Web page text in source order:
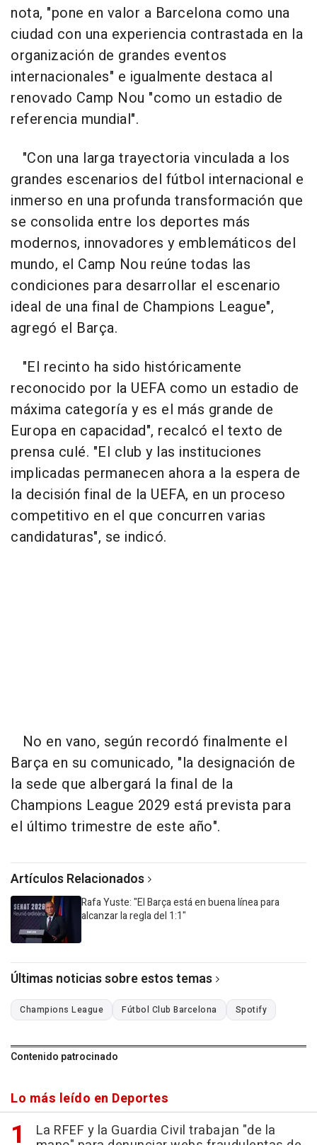
nota, "pone en valor a Barcelona como una
ciudad con una experiencia contrastada en la
organización de grandes eventos
internacionales" e igualmente destaca al
renovado Camp Nou "como un estadio de
referencia mundial".
"Con una larga trayectoria vinculada a los
grandes escenarios del fútbol internacional e
inmerso en una profunda transformación que
se consolida entre los deportes más
modernos, innovadores y emblemáticos del
mundo, el Camp Nou reúne todas las
condiciones para desarrollar el escenario
ideal de una final de Champions League",
agregó el Barça.
"El recinto ha sido históricamente
reconocido por la UEFA como un estadio de
máxima categoría y es el más grande de
Europa en capacidad", recalcó el texto de
prensa culé. "El club y las instituciones
implicadas permanecen ahora a la espera de
la decisión final de la UEFA, en un proceso
competitivo en el que concurren varias
candidaturas", se indicó.
No en vano, según recordó finalmente el
Barça en su comunicado, "la designación de
la sede que albergará la final de la
Champions League 2029 está prevista para
el último trimestre de este año".
Artículos Relacionados
Rafa Yuste: "El Barça está en buena línea para
alcanzar la regla del 1:1"
Últimas noticias sobre estos temas
Champions League Fútbol Club Barcelona Spotify
Contenido patrocinado
Lo más leído en Deportes
La RFEF y la Guardia Civil trabajan "de la